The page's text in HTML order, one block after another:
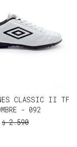
CLASSIC II TF
- 092
$ 2.590